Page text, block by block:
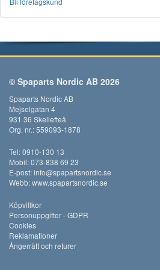
© Spaparts Nordic AB 2026
Spaparts Nordic AB
Mejselgatan 4
931 36 Skellefteå
Org. nr.: 559093-1878
Tel: 0910-130 13
Mobil: 073-838 69 23
E-post:info@spapartsnordic.se
Webb:www.spapartsnordic.se
Köpvillkor
Personuppgifter - GDPR
Cookies
Reklamationer
Ångerrätt och returer